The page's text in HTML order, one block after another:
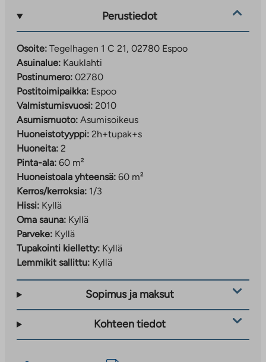
Perustiedot
Osoite: Tegelhagen 1 C 21, 02780 Espoo
Asuinalue: Kauklahti
Postinumero: 02780
Postitoimipaikka: Espoo
Valmistumisvuosi: 2010
Asumismuoto: Asumisoikeus
Huoneistotyyppi: 2h+tupak+s
Huoneita: 2
Pinta-ala: 60 m²
Huoneistoala yhteensä: 60 m²
Kerros/kerroksia: 1/3
Hissi: Kyllä
Oma sauna: Kyllä
Parveke: Kyllä
Tupakointi kielletty: Kyllä
Lemmikit sallittu: Kyllä
Sopimus ja maksut
Kohteen tiedot